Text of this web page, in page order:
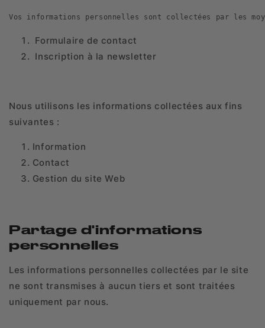
Formulaire de contact
Inscription à la newsletter
Nous utilisons les informations collectées aux fins
suivantes :
Information
Contact
Gestion du site Web
Partage d'informations
personnelles
Les informations personnelles collectées par le site
ne sont transmises à aucun tiers et sont traitées
uniquement par nous.